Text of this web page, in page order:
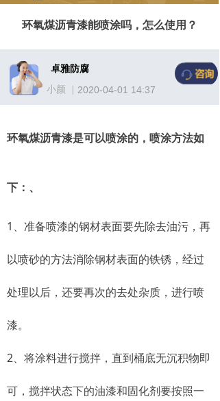
卓雅防腐
小颜
| 2020-04-01 14:37
环氧煤沥青漆能喷涂吗，怎么使用？
环氧煤沥青漆是可以喷涂的，喷涂方法如
下：、
1、准备喷漆的钢材表面要先除去油污，再
以喷砂的方法消除钢材表面的铁锈，经过
处理以后，还要再次的去处杂质，进行喷
漆。
2、将涂料进行搅拌，直到桶底无沉积物即
可，搅拌状态下的油漆和固化剂要按照一